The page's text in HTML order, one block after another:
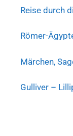
Reise durch
Römer-
Märchen,
Gulliver –